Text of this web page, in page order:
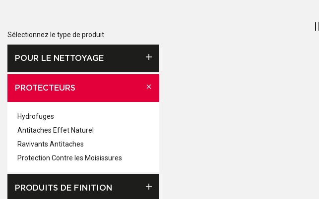
Sélectionnez le type de produit
POUR LE NETTOYAGE
PROTECTEURS
Hydrofuges
Antitaches Effet Naturel
Ravivants Antitaches
Protection Contre les Moisissures
PRODUITS DE FINITION